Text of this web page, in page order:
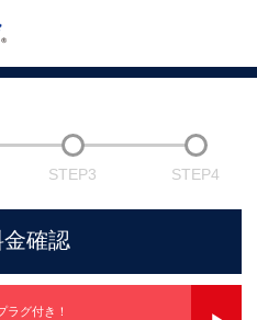
STEP3 STEP4
確認
ラグ付き！